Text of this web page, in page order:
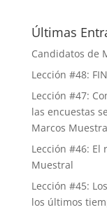
Últimas
Candidatos de
Lección #48: FIN
Lección #47:
las encuestas
Marcos
Lección #46:
Muestral
Lección #45:
los últimos